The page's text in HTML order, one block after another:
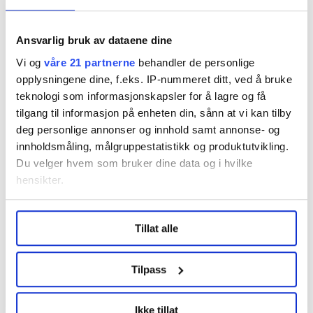
Ansvarlig bruk av dataene dine
Vi og våre 21 partnerne behandler de personlige
opplysningene dine, f.eks. IP-nummeret ditt, ved å bruke
teknologi som informasjonskapsler for å lagre og få
tilgang til informasjon på enheten din, sånn at vi kan tilby
deg personlige annonser og innhold samt annonse- og
innholdsmåling, målgruppestatistikk og produktutvikling.
Du velger hvem som bruker dine data og i hvilke
hensikter.
Undermer infokan du lese om hvordan dine personlige
data behandles og hvordan du kan velge hvordan de skal
brukes. Du kan hele tiden endre eller trekke tilbake ditt
samtykke fra erklæringen om informasjonskapsler.
LO Medias publikasjoner frifagbevegelse.no, hk-nytt.no
Tillat alle
Tilpass
Ikke tillat
Nå:5stillingsannonser
Regionleder Region Indre Øst
Fellesforbundet